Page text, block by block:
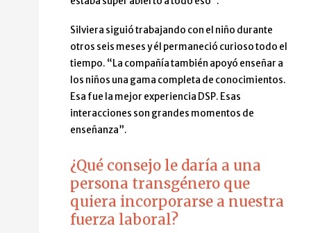
Silviera siguió trabajando con el niño durante
otros seis meses y él permaneció curioso todo el
tiempo. “La compañía también apoyó enseñar a
los niños una gama completa de conocimientos.
Esa fue la mejor experiencia DSP. Esas
interacciones son grandes momentos de
enseñanza”.
¿Qué consejo le daría a una
persona transgénero que
quiera incorporarse a nuestra
fuerza laboral?